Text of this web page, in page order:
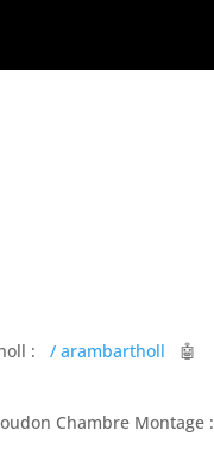
: / arambartholl
🤖
Chambre Montage :